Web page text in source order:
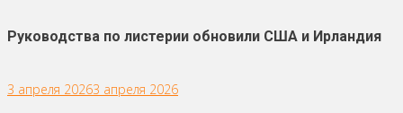
Руководства по листерии обновили США и Ирландия
3 апреля 20263 апреля 2026